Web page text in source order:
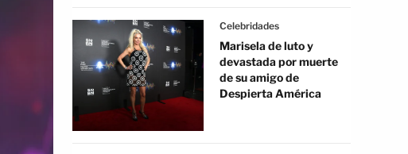
Celebridades
Marisela de luto y
devastada por muerte
de su amigo de
Despierta América